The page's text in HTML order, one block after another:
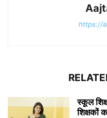
https://
स्कूल
शिक्षकों